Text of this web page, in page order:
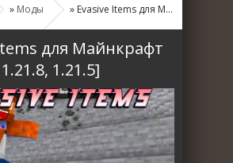
» Моды » Evasive Items для Майнкрафт [1.21.11, 1.21.8, 1.21.5]
для Майнкрафт
1.21.5]